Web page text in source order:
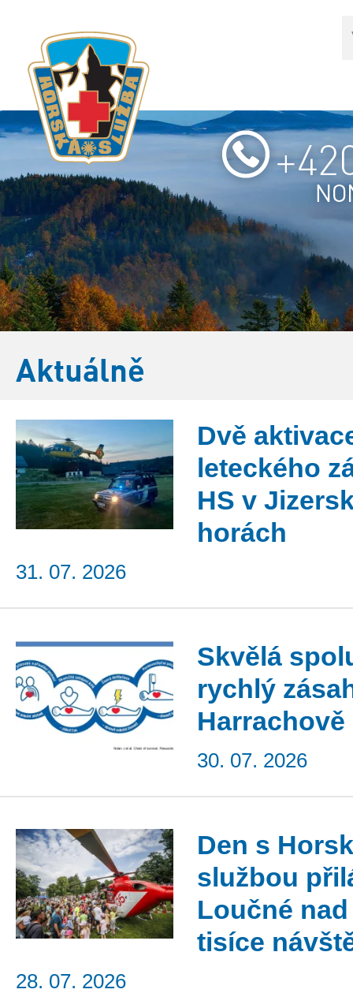
Aktuálně
Dvě
leteckého
HS v
horách
31. 07. 2026
Skvělá
rychlý
Harrachově
30. 07. 2026
Den s
službou
Loučné
tisíce
28. 07. 2026